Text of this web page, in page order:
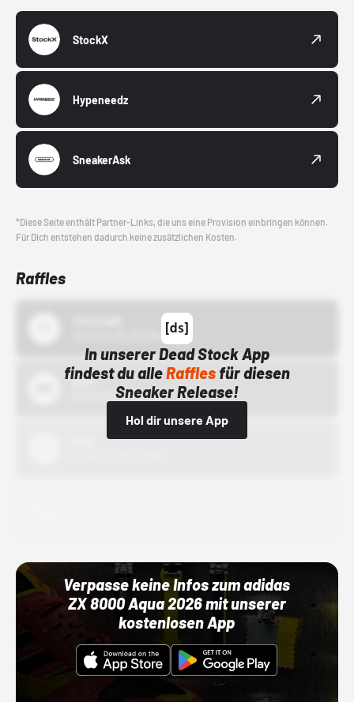
StockX
Hypeneedz
SneakerAsk
*Diese Seite enthält Partner-Links, die uns eine Provision einbringen können.
Für Dich entstehen dadurch keine zusätzlichen Kosten.
Raffles
In unserer Dead Stock App
findest du alleRafflesfür diesen
Sneaker Release!
Hol dir unsere App
Bstn
01.10.22 00:00 Uhr
Verpasse keine Infos zum adidas
ZX 8000 Aqua 2026 mit unserer
kostenlosen App